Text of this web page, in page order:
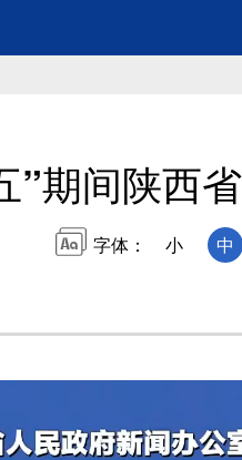
”期间陕西
字体： 小 中